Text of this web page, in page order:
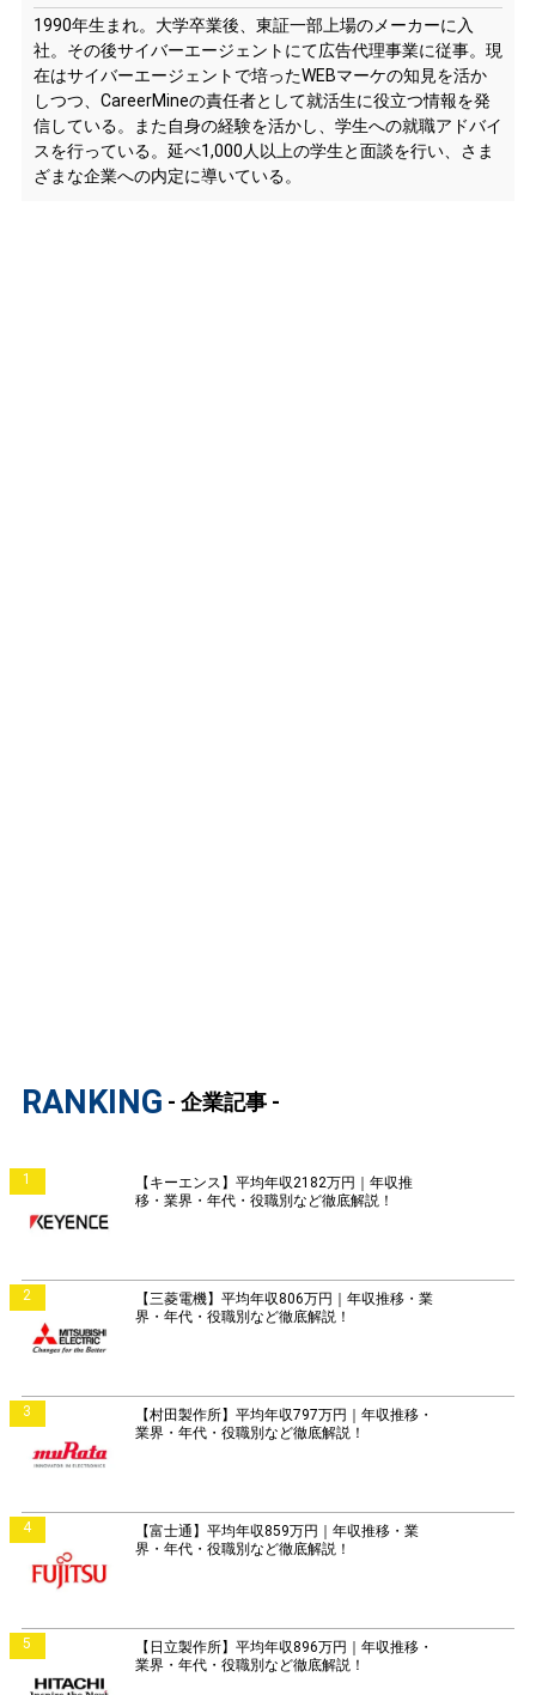
1990年生まれ。大学卒業後、東証一部上場のメーカーに入
社。その後サイバーエージェントにて広告代理事業に従事。現
在はサイバーエージェントで培ったWEBマーケの知見を活か
しつつ、CareerMineの責任者として就活生に役立つ情報を発
信している。また自身の経験を活かし、学生への就職アドバイ
スを行っている。延べ1,000人以上の学生と面談を行い、さま
ざまな企業への内定に導いている。
RANKING - 企業記事 -
1
【キーエンス】平均年収2182万円｜年収推
移・業界・年代・役職別など徹底解説！
2
【三菱電機】平均年収806万円｜年収推移・業
界・年代・役職別など徹底解説！
3
【村田製作所】平均年収797万円｜年収推移・
業界・年代・役職別など徹底解説！
4
【富士通】平均年収859万円｜年収推移・業
界・年代・役職別など徹底解説！
5
【日立製作所】平均年収896万円｜年収推移・
業界・年代・役職別など徹底解説！